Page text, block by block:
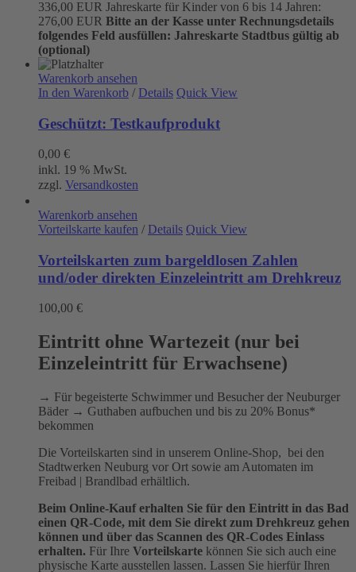
336,00 EUR Jahreskarte für Kinder von 6 bis 14 Jahren:
276,00 EUR Bitte an der Kasse unter Rechnungsdetails
folgendes Feld ausfüllen: Jahreskarte Stadtbus gültig ab
(optional)
Warenkorb ansehen
In den Warenkorb / Details Quick View
Geschützt: Testkaufprodukt
0,00 €
inkl. 19 % MwSt.
zzgl. Versandkosten
Warenkorb ansehen
Vorteilskarte kaufen / Details Quick View
Vorteilskarten zum bargeldlosen Zahlen
und/oder direkten Einzeleintritt am Drehkreuz
100,00 €
Eintritt ohne Wartezeit (nur bei
Einzeleintritt für Erwachsene)
→ Für begeisterte Schwimmer und Besucher der Neuburger
Bäder → Guthaben aufbuchen und bis zu 20% Bonus*
bekommen
Die Vorteilskarten sind in unserem Online-Shop, bei den
Stadtwerken Neuburg vor Ort sowie am Automaten im
Freibad | Brandlbad erhältlich.
Beim Online-Kauf erhalten Sie für den Eintritt in das Bad
einen QR-Code, mit dem Sie direkt zum Drehkreuz gehen
können und über das Scannen des QR-Codes Einlass
erhalten. Für Ihre Vorteilskarte können Sie sich auch eine
physische Karte ausstellen lassen. Lassen Sie hierfür Ihren